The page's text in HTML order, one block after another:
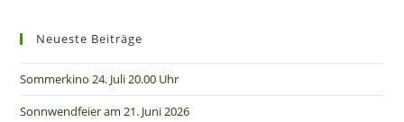
Neueste Beiträge
Sommerkino 24. Juli 20.00 Uhr
Sonnwendfeier am 21. Juni 2026